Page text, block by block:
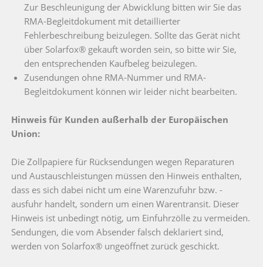
Zur Beschleunigung der Abwicklung bitten wir Sie das
RMA-Begleitdokument mit detaillierter
Fehlerbeschreibung beizulegen. Sollte das Gerät nicht
über Solarfox® gekauft worden sein, so bitte wir Sie,
den entsprechenden Kaufbeleg beizulegen.
Zusendungen ohne RMA-Nummer und RMA-
Begleitdokument können wir leider nicht bearbeiten.
Hinweis für Kunden außerhalb der Europäischen
Union:
Die Zollpapiere für Rücksendungen wegen Reparaturen
und Austauschleistungen müssen den Hinweis enthalten,
dass es sich dabei nicht um eine Warenzufuhr bzw. -
ausfuhr handelt, sondern um einen Warentransit. Dieser
Hinweis ist unbedingt nötig, um Einfuhrzölle zu vermeiden.
Sendungen, die vom Absender falsch deklariert sind,
werden von Solarfox® ungeöffnet zurück geschickt.